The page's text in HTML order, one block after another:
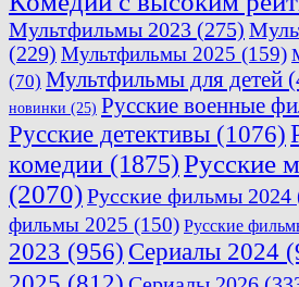
Мультфильмы 2023 (275)
(229) Мультфильмы 2025 (159)
(70) Мультфильмы для детей
новинки (25) Русские военные
Русские детективы (1076)
комедии (1875)Русские
(2070)Русские фильмы 2024
фильмы 2025 (150) Русские
2023 (956) Сериалы 2024